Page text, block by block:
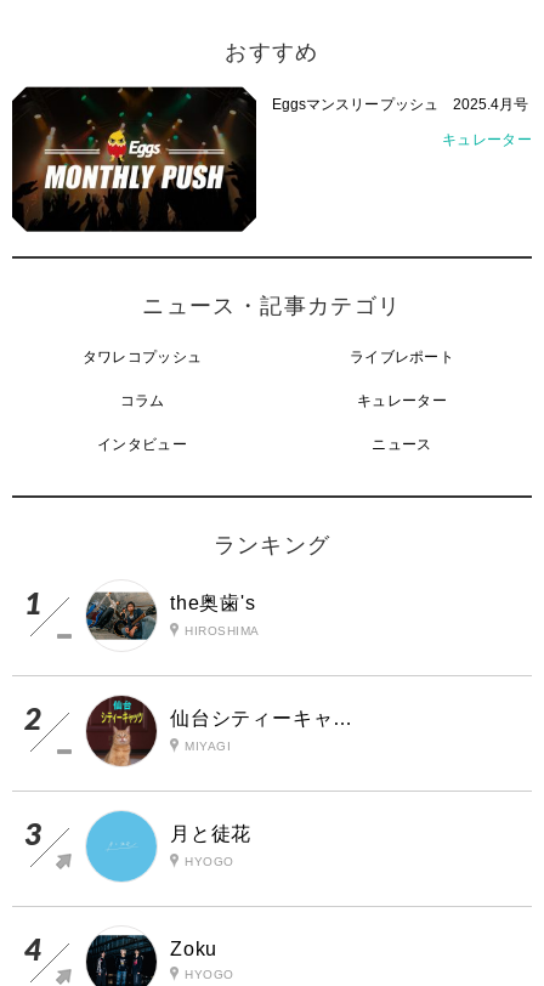
おすすめ
Eggsマンスリープッシュ 2025.4月号
キュレーター
ニュース・記事カテゴリ
タワレコプッシュ ライブレポート
コラム キュレーター
インタビュー ニュース
ランキング
the奥歯's
HIROSHIMA
仙台シティーキャッツ
MIYAGI
月と徒花
HYOGO
Zoku
HYOGO